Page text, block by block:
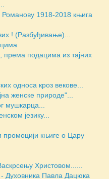
Романову 1918-2018 књига
! (Разбуђивање)...
према подацима из тајних
односа кроз векове...
женске природе"...
мушкарца...
језику...
промоцији књиге о Цару
Христовом......
Духовника Павла Дацюка